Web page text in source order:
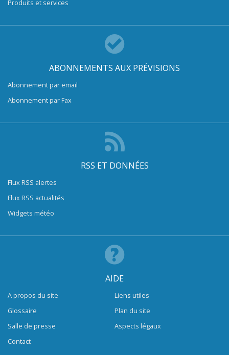
Produits et services
ABONNEMENTS AUX PRÉVISIONS
Abonnement par email
Abonnement par Fax
RSS ET DONNÉES
Flux RSS alertes
Flux RSS actualités
Widgets météo
AIDE
A propos du site
Glossaire
Salle de presse
Contact
Liens utiles
Plan du site
Aspects légaux